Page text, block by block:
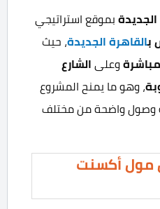
بموقع استراتيجي
بالقاهرة الجديدة، حيث
وعلىالشارع
، وهو ما يمنح المشروع
وصول واضحة من مختلف
مول أكسنت